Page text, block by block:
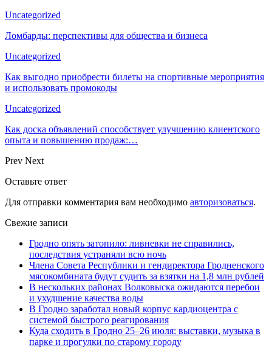
Uncategorized
Ломбарды: перспективы для общества и бизнеса
Uncategorized
Как выгодно приобрести билеты на спортивные мероприятия
и использовать промокоды
Uncategorized
Как доска объявлений способствует улучшению клиентского
опыта и повышению продаж:…
Prev Next
Оставьте ответ
Для отправки комментария вам необходимо авторизоваться.
Свежие записи
Гродно опять затопило: ливневки не справились,
последствия устраняли всю ночь
Члена Совета Республики и гендиректора Гродненского
мясокомбината будут судить за взятки на 1,8 млн рублей
В нескольких районах Волковыска ожидаются перебои
и ухудшение качества воды
В Гродно заработал новый корпус кардиоцентра с
системой быстрого реагирования
Куда сходить в Гродно 25–26 июля: выставки, музыка в
парке и прогулки по старому городу